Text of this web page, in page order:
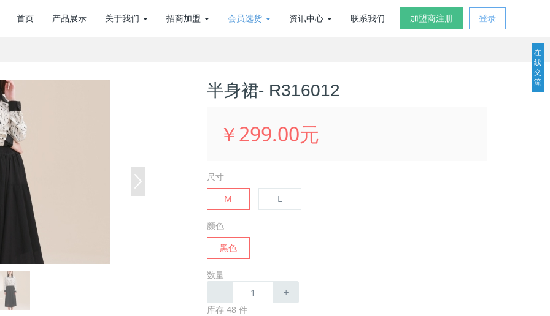
加盟商注册 登录
首页 产品展示 关于我们 招商加盟 会员选货 资讯中心 联系我们
半身裙- R316012
￥299.00元
尺寸
M
L
颜色
黑色
数量
- +
库存 48 件
在
线
交
流